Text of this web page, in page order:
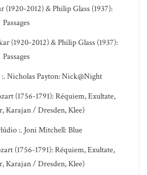
(1920-2012) & Philip Glass (1937):
Passages
(1920-2012) & Philip Glass (1937):
Passages
Nicholas Payton: Nick@Night
(1756-1791): Réquiem, Exultate,
Karajan / Dresden, Klee)
:. Joni Mitchell: Blue
(1756-1791): Réquiem, Exultate,
Karajan / Dresden, Klee)